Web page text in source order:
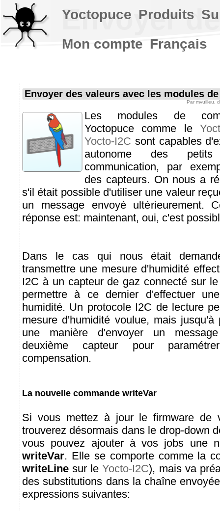
Envoyer
Envoyer des valeurs avec les modules
Par mvuilleu ,
Les modules de
Yoctopuce comme le
Yocto-I2C sont capables
autonome des
communication, par
des capteurs. On nous a
s'il était possible d'utiliser une valeur
un message envoyé ultérieurement.
réponse est: maintenant, oui, c'est
Dans le cas qui nous était
transmettre une mesure d'humidité
I2C à un capteur de gaz connecté sur
permettre à ce dernier d'effectuer
humidité. Un protocole I2C de lecture
mesure d'humidité voulue, mais jusqu'à
une manière d'envoyer un
deuxième capteur pour
compensation.
La nouvelle commande writeVar
Si vous mettez à jour le firmware de
trouverez désormais dans le drop-down
vous pouvez ajouter à vos jobs une
writeVar. Elle se comporte comme la
writeLine sur leYocto-I2C), mais va
des substitutions dans la chaîne
expressions suivantes:
Yoctopuce Produits
Mon compte Français